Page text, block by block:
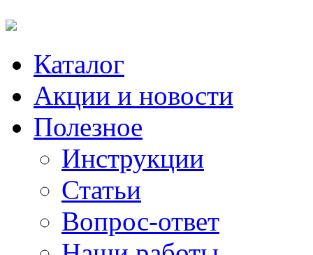
Каталог
Акции и новости
Полезное
Инструкции
Статьи
Вопрос-ответ